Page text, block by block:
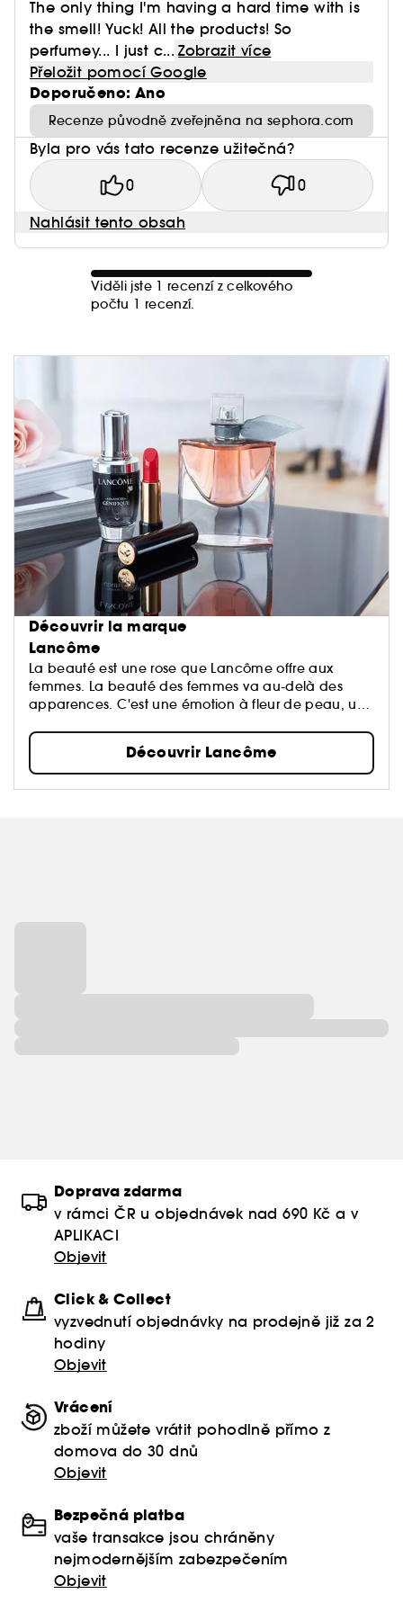
The only thing I'm having a hard time with is
the smell! Yuck! All the products! So
perfumey... I just c... Zobrazit více
Přeložit pomocí Google
Doporučeno: Ano
Recenze původně zveřejněna na sephora.com
Byla pro vás tato recenze užitečná?
0 0
Nahlásit tento obsah
Viděli jste 1 recenzí z celkového
počtu 1 recenzí.
Découvrir la marque
Lancôme
La beauté est une rose que Lancôme offre aux
femmes. La beauté des femmes va au-delà des
apparences. C'est une émotion à fleur de peau, un
le cœur, le corps et l'esprit...
Découvrir Lancôme
Doprava zdarma
v rámci ČR u objednávek nad 690 Kč a v
APLIKACI
Objevit
Click & Collect
vyzvednutí objednávky na prodejně již za 2
hodiny
Objevit
Vrácení
zboží můžete vrátit pohodlně přímo z
domova do 30 dnů
Objevit
Bezpečná platba
vaše transakce jsou chráněny
nejmodernějším zabezpečením
Objevit